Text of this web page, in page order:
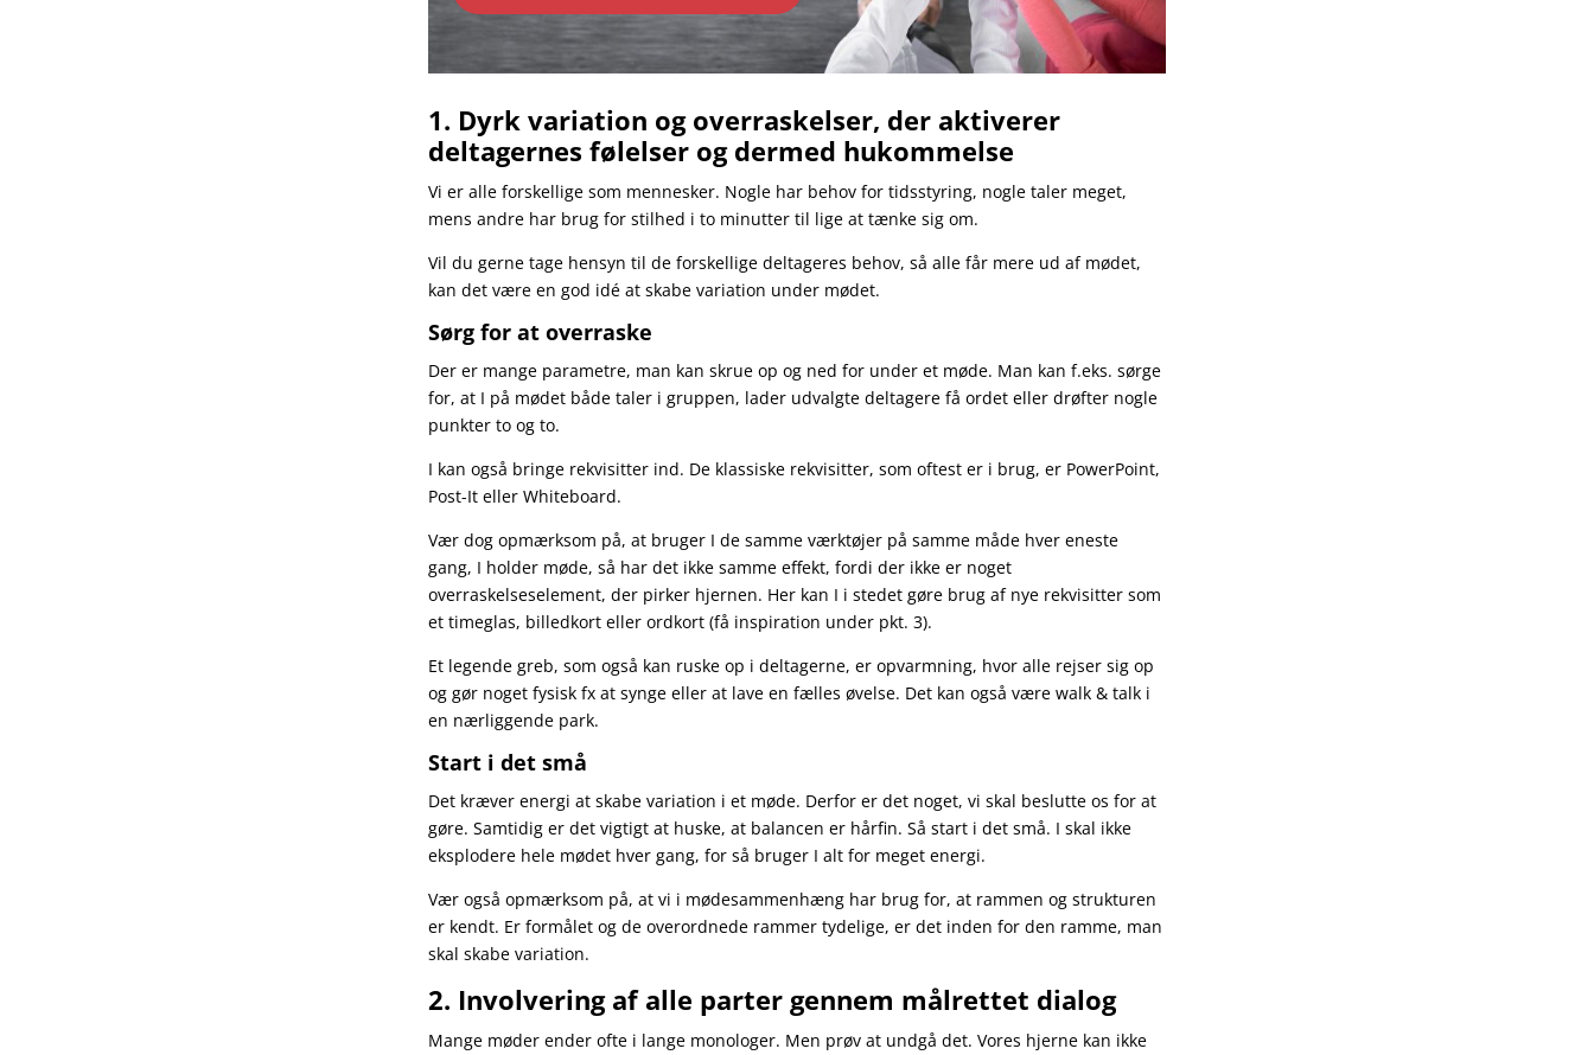
1. Dyrk variation og overraskelser, der aktiverer
deltagernes følelser og dermed hukommelse
Vi er alle forskellige som mennesker. Nogle har behov for tidsstyring, nogle taler meget,
mens andre har brug for stilhed i to minutter til lige at tænke sig om.
Vil du gerne tage hensyn til de forskellige deltageres behov, så alle får mere ud af mødet,
kan det være en god idé at skabe variation under mødet.
Sørg for at overraske
Der er mange parametre, man kan skrue op og ned for under et møde. Man kan f.eks. sørge
for, at I på mødet både taler i gruppen, lader udvalgte deltagere få ordet eller drøfter nogle
punkter to og to.
I kan også bringe rekvisitter ind. De klassiske rekvisitter, som oftest er i brug, er PowerPoint,
Post-It eller Whiteboard.
Vær dog opmærksom på, at bruger I de samme værktøjer på samme måde hver eneste
gang, I holder møde, så har det ikke samme effekt, fordi der ikke er noget
overraskelseselement, der pirker hjernen. Her kan I i stedet gøre brug af nye rekvisitter som
et timeglas, billedkort eller ordkort (få inspiration under pkt. 3).
Et legende greb, som også kan ruske op i deltagerne, er opvarmning, hvor alle rejser sig op
og gør noget fysisk fx at synge eller at lave en fælles øvelse. Det kan også være walk & talk i
en nærliggende park.
Start i det små
Det kræver energi at skabe variation i et møde. Derfor er det noget, vi skal beslutte os for at
gøre. Samtidig er det vigtigt at huske, at balancen er hårfin. Så start i det små. I skal ikke
eksplodere hele mødet hver gang, for så bruger I alt for meget energi.
Vær også opmærksom på, at vi i mødesammenhæng har brug for, at rammen og strukturen
er kendt. Er formålet og de overordnede rammer tydelige, er det inden for den ramme, man
skal skabe variation.
2. Involvering af alle parter gennem målrettet dialog
Mange møder ender ofte i lange monologer. Men prøv at undgå det. Vores hjerne kan ikke